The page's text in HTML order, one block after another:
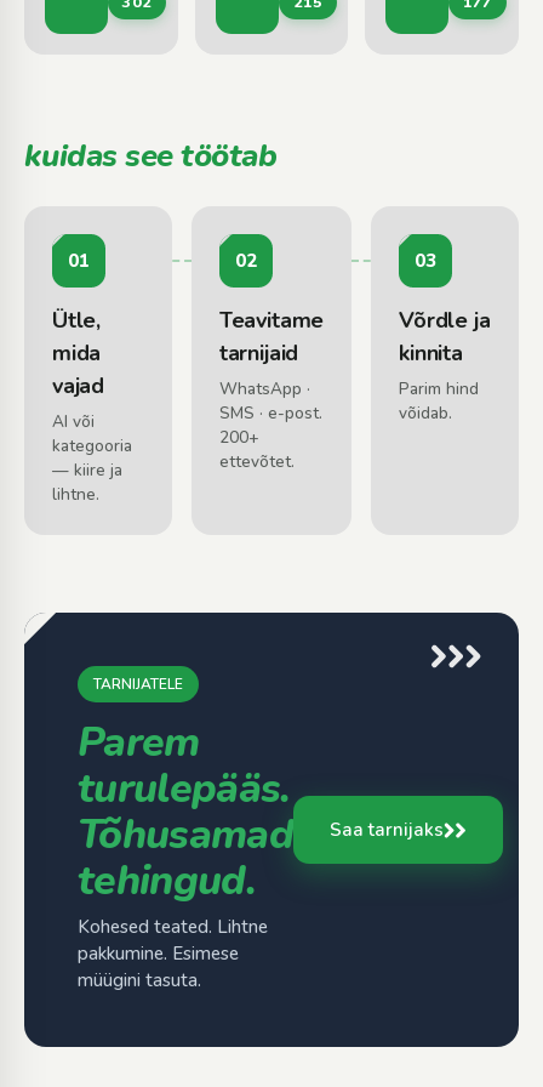
Kasvav mets · Raielangid · VõsaMetsaveoteenused · Puistematerjali
Briketid ·
kuidas see töötab
01
Ütle,
mida
vajad
AI või
kategooria
— kiire ja
lihtne.
02
Teavitame
tarnijaid
WhatsApp ·
SMS · e-post.
200+
ettevõtet.
03
Võrdle ja
kinnita
Parim hind
võidab.
TARNIJATELE
Parem
turulepääs.
Tõhusamad
tehingud.
Kohesed teated. Lihtne
pakkumine. Esimese
müügini tasuta.
Saa tarnijaks